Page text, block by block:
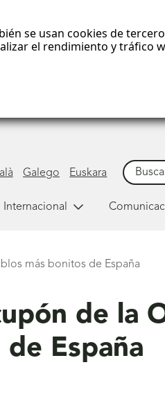
se usan cookies de
el rendimiento y tráfico
Galego Euskara
Buscar
Internacional
más bonitos de España
de la
España